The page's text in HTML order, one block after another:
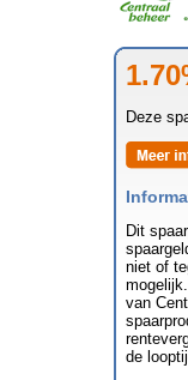
Deze
Dit
niet of
van
de